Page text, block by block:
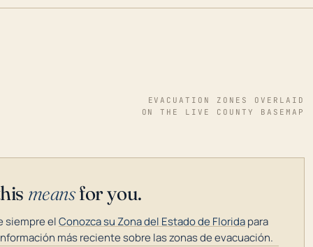
EVACUATION ZONES OVERLAID
ON THE LIVE COUNTY BASEMAP
meansfor you.
siempre elConozca su Zona del Estado de Floridapara
más reciente sobre las zonas de evacuación.